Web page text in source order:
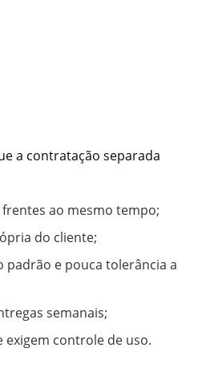
a contratação separada
ao mesmo tempo;
do cliente;
padrão e pouca tolerância a
semanais;
exigem controle de uso.